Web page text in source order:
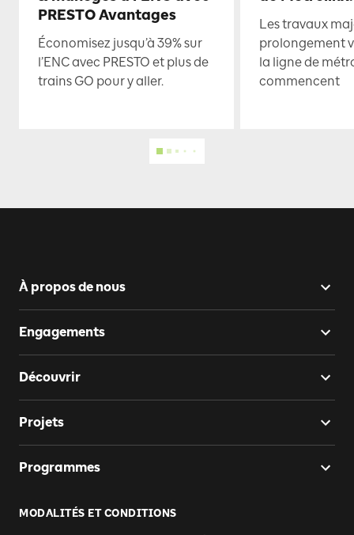
PRESTO Avantages
Économisez jusqu’à 39% sur
l’ENC avec PRESTO et plus de
trains GO pour y aller.
Les travaux
prolongement
la ligne de
commencent
À propos de nous
Engagements
Découvrir
Projets
Programmes
MODALITÉS ET CONDITIONS